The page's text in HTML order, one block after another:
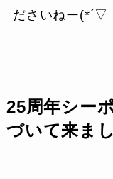
ださいねー(*´▽
25周年シー
づいて来ま